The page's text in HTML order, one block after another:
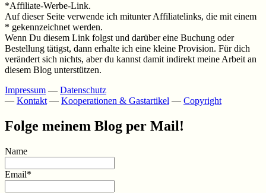
*Affiliate-Werbe-Link.
Auf dieser Seite verwende ich mitunter Affiliatelinks, die mit einem
* gekennzeichnet werden.
Wenn Du diesem Link folgst und darüber eine Buchung oder
Bestellung tätigst, dann erhalte ich eine kleine Provision. Für dich
verändert sich nichts, aber du kannst damit indirekt meine Arbeit an
diesem Blog unterstützen.
Impressum — Datenschutz
— Kontakt — Kooperationen & Gastartikel — Copyright
Folge meinem Blog per Mail!
Name
Email*